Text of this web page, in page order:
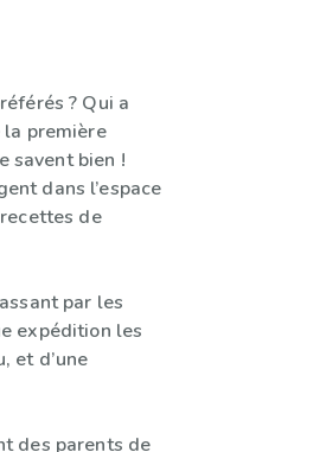
? Qui a
la première
savent bien !
dans l’espace
de
par les
expédition les
et d’une
des parents de